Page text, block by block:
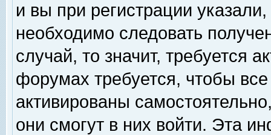
и вы при регистрации
необходимо следовать
случай, то значит, требуется
форумах требуется, чтобы
активированы
они смогут в них войти. Эта